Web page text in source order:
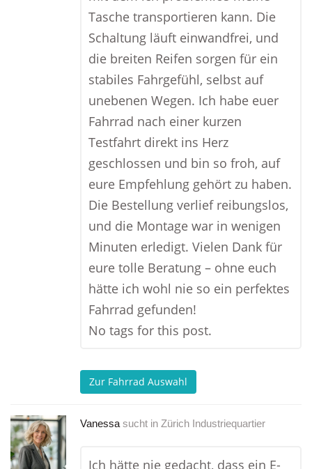
Tasche transportieren kann. Die
Schaltung läuft einwandfrei, und
die breiten Reifen sorgen für ein
stabiles Fahrgefühl, selbst auf
unebenen Wegen. Ich habe euer
Fahrrad nach einer kurzen
Testfahrt direkt ins Herz
geschlossen und bin so froh, auf
eure Empfehlung gehört zu haben.
Die Bestellung verlief reibungslos,
und die Montage war in wenigen
Minuten erledigt. Vielen Dank für
eure tolle Beratung – ohne euch
hätte ich wohl nie so ein perfektes
Fahrrad gefunden!
No tags for this post.
Zur Fahrrad Auswahl
Vanessa sucht in Zürich Industriequartier
Ich hätte nie gedacht, dass ein E-